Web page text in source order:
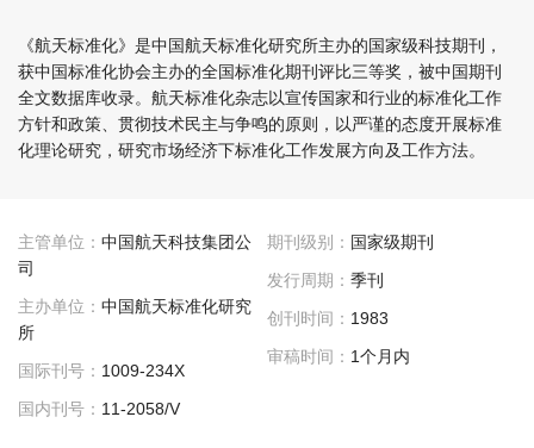
《航天标准化》是中国航天标准化研究所主办的国家级科技期刊，
获中国标准化协会主办的全国标准化期刊评比三等奖，被中国期刊
全文数据库收录。航天标准化杂志以宣传国家和行业的标准化工作
方针和政策、贯彻技术民主与争鸣的原则，以严谨的态度开展标准
化理论研究，研究市场经济下标准化工作发展方向及工作方法。
主管单位： 中国航天科技集团公
司
主办单位： 中国航天标准化研究
所
国际刊号： 1009-234X
国内刊号： 11-2058/V
期刊级别： 国家级期刊
发行周期： 季刊
创刊时间： 1983
审稿时间： 1个月内